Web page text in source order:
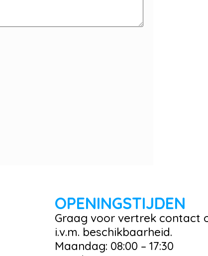
OPENINGSTIJDEN
Graag voor vertrek contact
i.v.m. beschikbaarheid.
Maandag: 08:00 – 17:30